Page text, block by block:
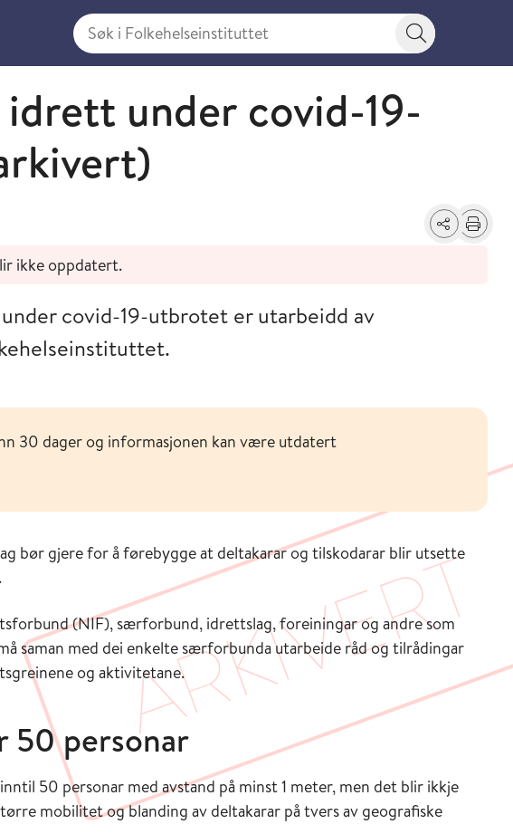
Søk i Folkehelseinstituttet
Søkeknapp
under covid-19-
Del Skriv ut
ikke oppdatert.
covid-19-utbrotet er utarbeidd av
30 dager og informasjonen kan være utdatert
bør gjere for å førebygge at deltakarar og tilskodarar blir utsette
(NIF), særforbund, idrettslag, foreiningar og andre som
saman med dei enkelte særforbunda utarbeide råd og tilrådingar
og aktivitetane.
50 personar
50 personar med avstand på minst 1 meter, men det blir ikkje
mobilitet og blanding av deltakarar på tvers av geografiske